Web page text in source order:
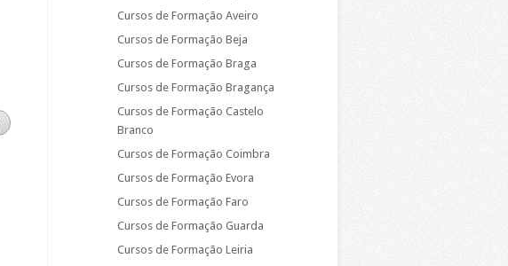
Cursos de Formação Aveiro
Cursos de Formação Beja
Cursos de Formação Braga
Cursos de Formação Bragança
Cursos de Formação Castelo
Branco
Cursos de Formação Coimbra
Cursos de Formação Evora
Cursos de Formação Faro
Cursos de Formação Guarda
Cursos de Formação Leiria